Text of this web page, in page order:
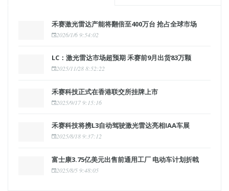
禾赛激光雷达产能将翻倍至400万台 抢占全球市场
2026/1/6 9:54:02
LC：激光雷达市场超预期 禾赛前9月出货83万颗
2025/11/28 8:52:22
禾赛科技正式在香港联交所挂牌上市
2025/9/17 9:15:16
禾赛科技将携L3自动驾驶激光雷达亮相IAA车展
2025/8/18 9:37:12
富士康3.75亿美元出售前通用工厂 电动车计划折戟
2025/8/5 9:48:05